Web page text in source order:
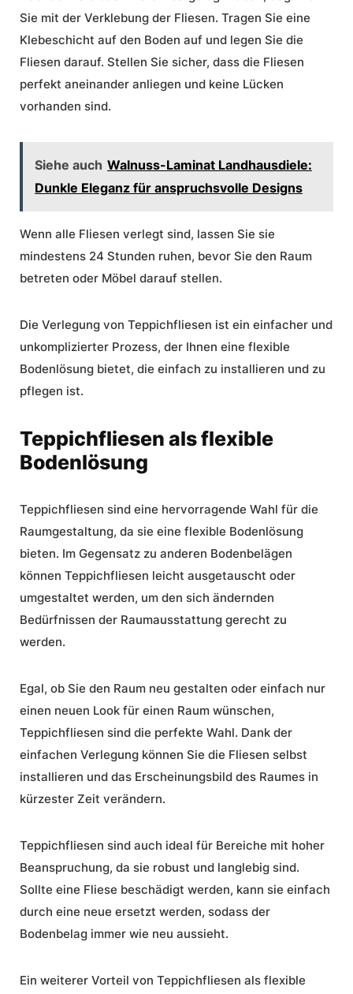
Sie mit der Verklebung der Fliesen. Tragen Sie eine
Klebeschicht auf den Boden auf und legen Sie die
Fliesen darauf. Stellen Sie sicher, dass die Fliesen
perfekt aneinander anliegen und keine Lücken
vorhanden sind.
Siehe auch Walnuss-Laminat Landhausdiele:
Dunkle Eleganz für anspruchsvolle Designs
Wenn alle Fliesen verlegt sind, lassen Sie sie
mindestens 24 Stunden ruhen, bevor Sie den Raum
betreten oder Möbel darauf stellen.
Die Verlegung von Teppichfliesen ist ein einfacher und
unkomplizierter Prozess, der Ihnen eine flexible
Bodenlösung bietet, die einfach zu installieren und zu
pflegen ist.
Teppichfliesen als flexible
Bodenlösung
Teppichfliesen sind eine hervorragende Wahl für die
Raumgestaltung, da sie eine flexible Bodenlösung
bieten. Im Gegensatz zu anderen Bodenbelägen
können Teppichfliesen leicht ausgetauscht oder
umgestaltet werden, um den sich ändernden
Bedürfnissen der Raumausstattung gerecht zu
werden.
Egal, ob Sie den Raum neu gestalten oder einfach nur
einen neuen Look für einen Raum wünschen,
Teppichfliesen sind die perfekte Wahl. Dank der
einfachen Verlegung können Sie die Fliesen selbst
installieren und das Erscheinungsbild des Raumes in
kürzester Zeit verändern.
Teppichfliesen sind auch ideal für Bereiche mit hoher
Beanspruchung, da sie robust und langlebig sind.
Sollte eine Fliese beschädigt werden, kann sie einfach
durch eine neue ersetzt werden, sodass der
Bodenbelag immer wie neu aussieht.
Ein weiterer Vorteil von Teppichfliesen als flexible